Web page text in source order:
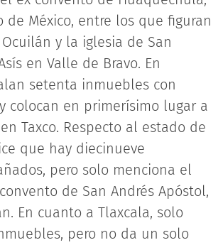
de México, entre los que figuran
y la iglesia de San
en Valle de Bravo. En
setenta inmuebles con
colocan en primerísimo lugar a
Taxco. Respecto al estado de
que hay diecinueve
pero solo menciona el
de San Andrés Apóstol,
En cuanto a Tlaxcala, solo
pero no da un solo